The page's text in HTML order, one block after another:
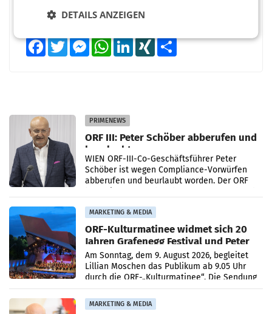
FacebookTwitterMessengerWhatsAppLinkedInXING Teilen
PRIMENEWS
ORF III: Peter Schöber abberufen und
beurlaubt
WIEN ORF-III-Co-Geschäftsführer Peter
Schöber ist wegen Compliance-Vorwürfen
abberufen und beurlaubt worden. Der ORF
MARKETING & MEDIA
ORF-Kulturmatinee widmet sich 20
Jahren Grafenegg Festival und Peter
Simonischek
Am Sonntag, dem 9. August 2026, begleitet
Lillian Moschen das Publikum ab 9.05 Uhr
durch die ORF-„Kulturmatinee“. Die Sendung
startet mit der Dokumentation „20 Jahre
Grafenegg
MARKETING & MEDIA
DETAILS ANZEIGEN